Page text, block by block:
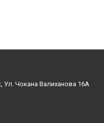
Ул. Чокана Валиханова 16А